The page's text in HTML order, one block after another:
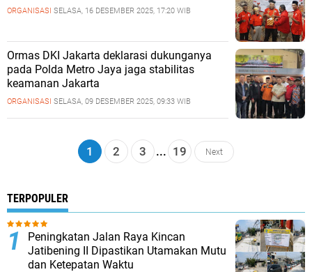
ORGANISASI SELASA, 16 DESEMBER 2025, 17:20 WIB
Ormas DKI Jakarta deklarasi dukunganya
pada Polda Metro Jaya jaga stabilitas
keamanan Jakarta
ORGANISASI SELASA, 09 DESEMBER 2025, 09:33 WIB
1 2 3 ... 19 Next
TERPOPULER
Peningkatan Jalan Raya Kincan
Jatibening II Dipastikan Utamakan Mutu
dan Ketepatan Waktu